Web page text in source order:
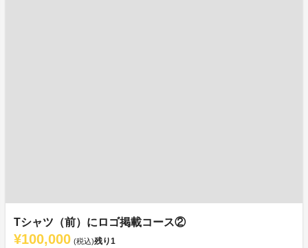
Tシャツ（前）にロゴ掲載コース②
¥100,000 (税込)残り1